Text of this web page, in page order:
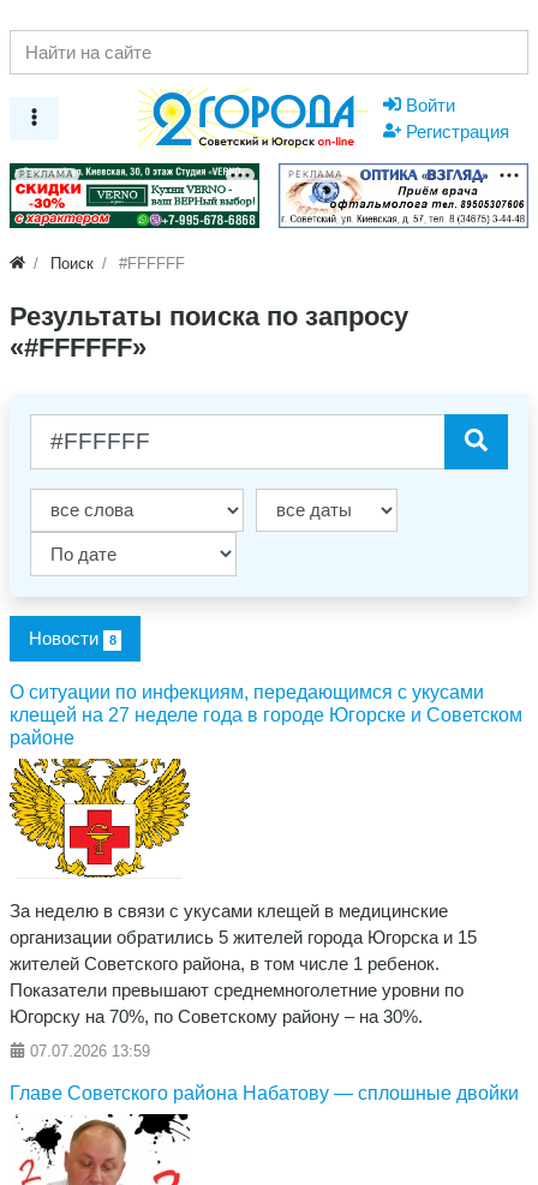
Войти
Регистрация
РЕКЛАМА РЕКЛАМА
Поиск #FFFFFF
Результаты поиска по запросу
«#FFFFFF»
Новости 8
О ситуации по инфекциям, передающимся с укусами
клещей на 27 неделе года в городе Югорске и Советском
районе
За неделю в связи с укусами клещей в медицинские
организации обратились 5 жителей города Югорска и 15
жителей Советского района, в том числе 1 ребенок.
Показатели превышают среднемноголетние уровни по
Югорску на 70%, по Советскому району – на 30%.
07.07.2026 13:59
Главе Советского района Набатову — сплошные двойки